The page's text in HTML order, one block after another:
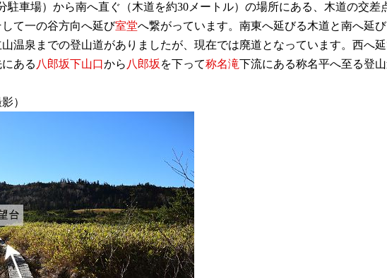
駐車場）から南へ直ぐ（木道を約30メートル）の場所にある、木道の交
して一の谷方向へ延び室堂へ繋がっています。南東へ延びる木道と南へ延
温泉までの登山道がありましたが、現在では廃道となっています。西へ
ある 八郎坂下山口から 八郎坂 を下って称名滝下流にある称名平へ至る登山
）